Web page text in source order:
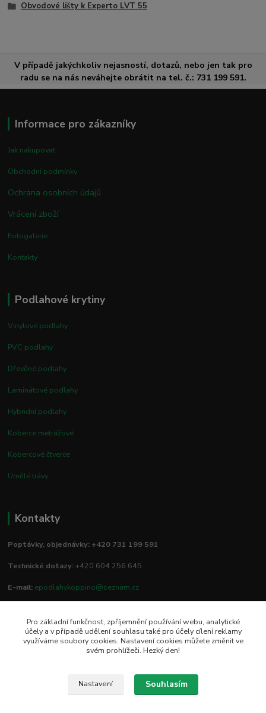
Obvodové lišty k Experto LVT 55
V případě jakýchkoliv nejasností, dotazů, nebo jen tak pro
radu se na nás neváhejte obrátit na tel. č.: 731 199 591.
Informace pro zákazníky
Jak nakupovat
Obchodní podmínky
Ochrana osobních údajů
Vrácení zboží
Fotogalerie
Kontakty
Podlahové krytiny
Vinylové podlahy
PVC podlahy
Dřevěné podlahy
Laminátové podlahy
Hybridní podlahy
Koberce metrážové
Kobercové čtverce
Umělé trávy
Kontakty
Poptávky, objednávky: +420 731 199 591
Technické dotazy:+420 604 256 645
E-mail: epodlahykoppino@seznam.cz
Prodejna/vzorkovna:
Studio Podlah
Mírové náměstí 16/15
Pro základní funkčnost, zpříjemnění používání webu, analytické
účely a v případě udělení souhlasu také pro účely cílení reklamy
využíváme soubory cookies. Nastavení cookies můžete změnit ve
svém prohlížeči. Hezký den!
Nastavení Souhlasím